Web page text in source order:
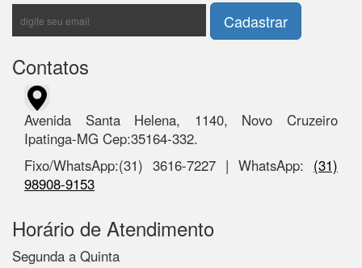
Contatos
Avenida Santa Helena, 1140, Novo Cruzeiro
Ipatinga-MG Cep:35164-332.
Fixo/WhatsApp:(31) 3616-7227 | WhatsApp: (31)
98908-9153
Horário de Atendimento
Segunda a Quinta